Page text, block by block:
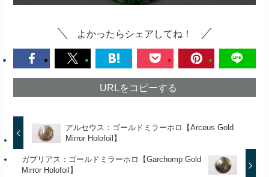
よかったらシェアしてね！
URLをコピーする
アルセウス：ゴールドミラーホロ【Arceus Gold
Mirror Holofoil】
ガブリアス：ゴールドミラーホロ【Garchomp Gold
Mirror Holofoil】